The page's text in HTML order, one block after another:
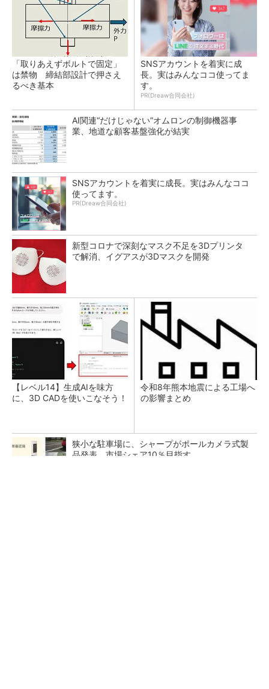
「取りあえずボルトで固定」
は禁物 締結部設計で押さえ
るべき基本
SNSアカウントを着実に成
長。実はみんなココ使ってま
す。
PR(Dreaw合同会社)
AI関連“だけじゃない”オムロンの制御機器事
業、地道な顧客基盤強化が結実
SNSアカウントを着実に成長。実はみんなココ
使ってます。
PR(Dreaw合同会社)
新型コロナで深刻なマスク不足を3Dプリンタ
で解消、イグアスが3Dマスクを開発
【レベル14】生成AIを味方
に、3D CADを使いこなそう！
令和8年熊本地震による工場へ
の影響まとめ
狭小な駐車場に、シャープがポールカメラ式製
品発表 市場シェア10％目指す